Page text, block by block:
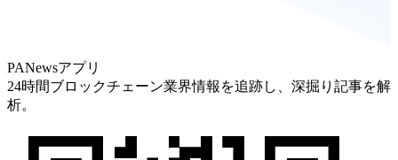
PANewsアプリ
24時間ブロックチェーン業界情報を追跡し、深掘り記事を解
析。